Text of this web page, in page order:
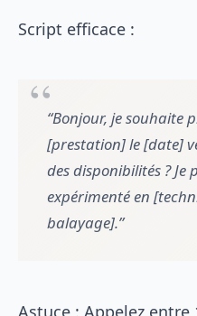
Script efficace :
“Bonjour, je souhaite
[prestation] le [date]
des disponibilités ?
expérimenté en
balayage].”
Astuce : Appelez